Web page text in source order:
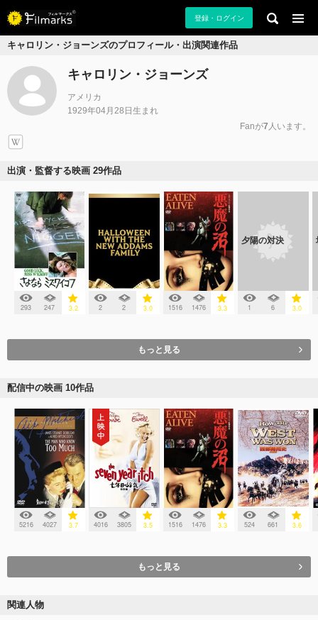
登録・ログイン
キャロリン・ジョーンズのプロフィール・出演関連作品
キャロリン・ジョーンズ
アメリカ
1929年04月28日生まれ
Fanが7 人います。
出演・監督する映画 29作品
293 247 3.2 2 2 3.0 1516 1476 3.3
夕陽の対決
1 6 3.0
もっと見る
配信中の映画 10作品
5216 4027 3.7 4016 3805 3.5 1516 1476 3.3 524 661 3.6
もっと見る
関連人物